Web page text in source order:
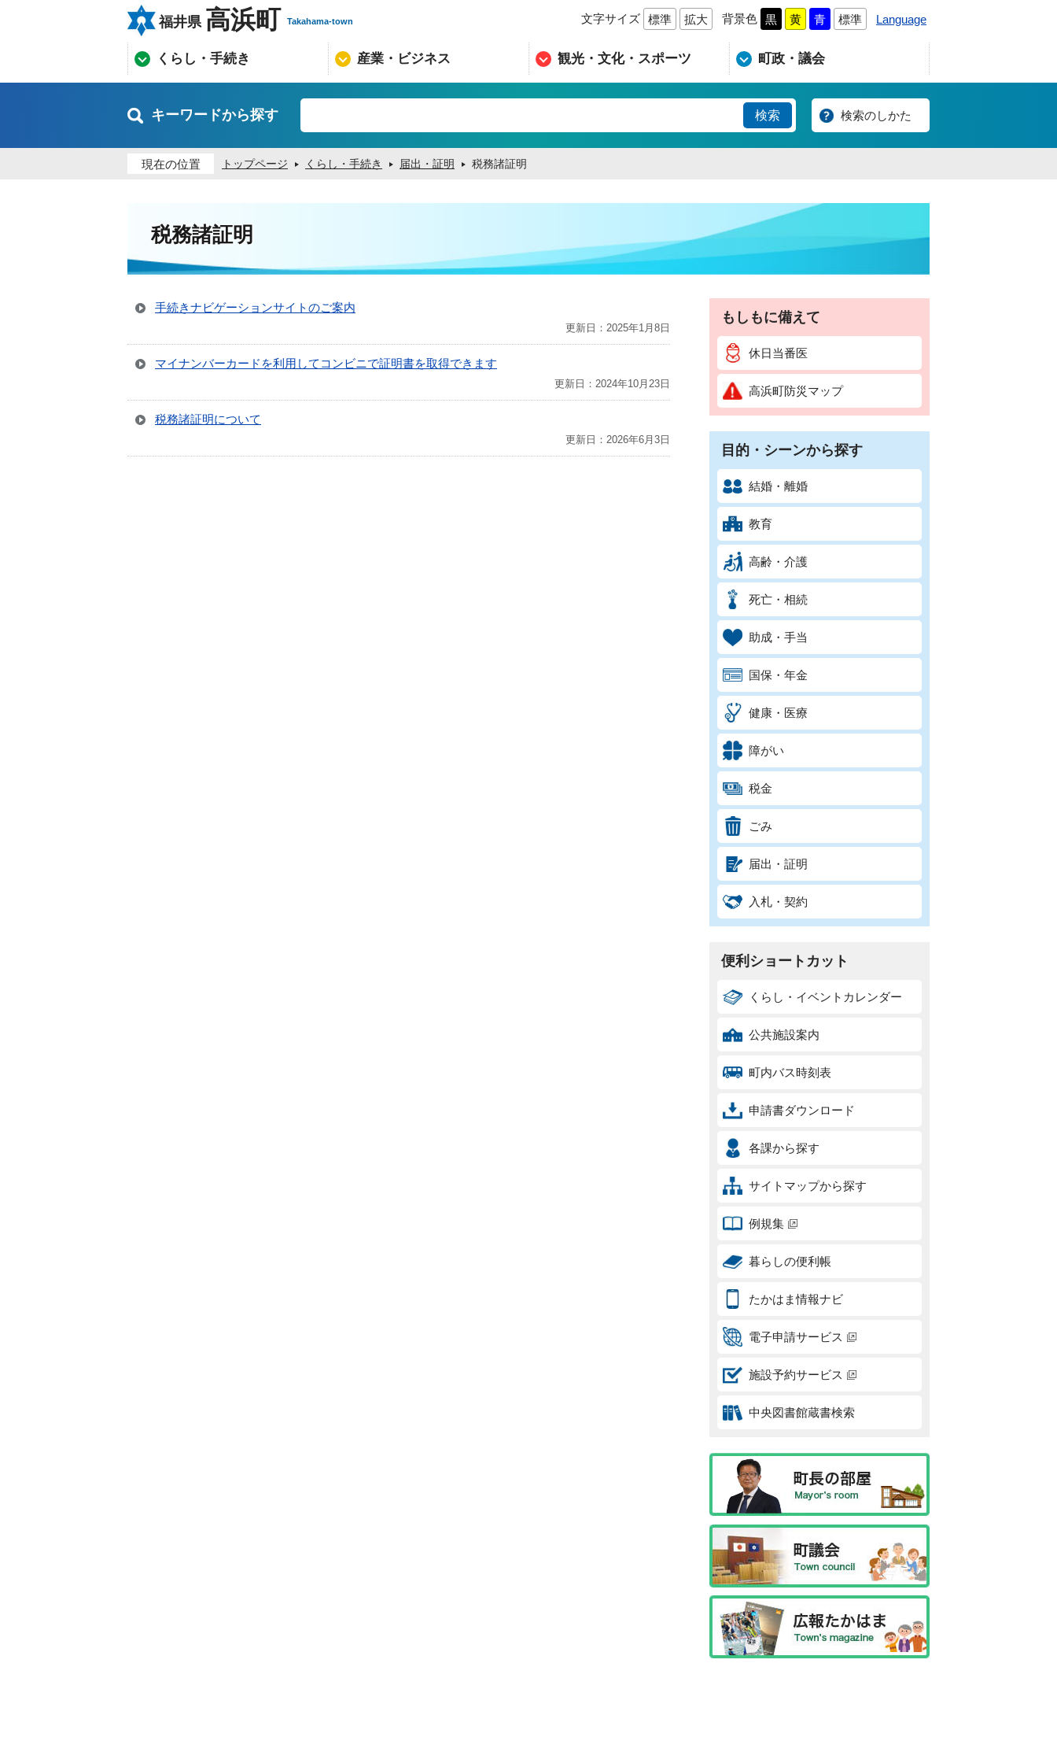
福井県 高浜町 Takahama-town 文字サイズ 標準 拡大 背景色 黒 黄 青 標準 Language
くらし・手続き 産業・ビジネス 観光・文化・スポーツ 町政・議会
キーワードから探す 検索のしかた
現在の位置 トップページ くらし・手続き 届出・証明 税務諸証明
税務諸証明
手続きナビゲーションサイトのご案内
更新日：2025年1月8日
マイナンバーカードを利用してコンビニで証明書を取得できます
更新日：2024年10月23日
税務諸証明について
更新日：2026年6月3日
もしもに備えて
休日当番医
高浜町防災マップ
目的・シーンから探す
結婚・離婚
教育
高齢・介護
死亡・相続
助成・手当
国保・年金
健康・医療
障がい
税金
ごみ
届出・証明
入札・契約
便利ショートカット
くらし・イベントカレンダー
公共施設案内
町内バス時刻表
申請書ダウンロード
各課から探す
サイトマップから探す
例規集
暮らしの便利帳
たかはま情報ナビ
電子申請サービス
施設予約サービス
中央図書館蔵書検索